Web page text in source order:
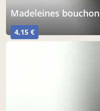
madeleines
4,15 €